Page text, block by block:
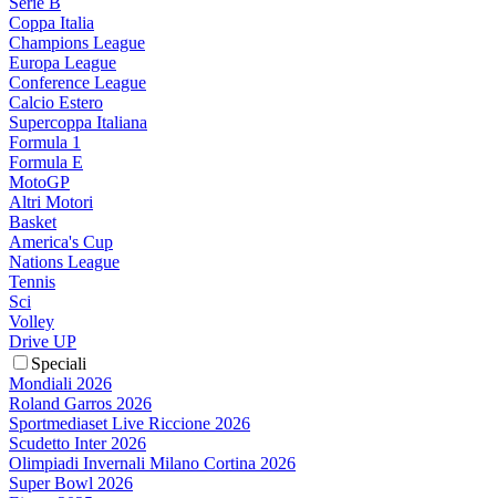
Coppa Italia
Champions League
Europa League
Conference League
Calcio Estero
Supercoppa Italiana
Formula 1
Formula E
MotoGP
Altri Motori
Basket
America's Cup
Nations League
Tennis
Sci
Volley
Drive UP
Speciali
Mondiali 2026
Roland Garros 2026
Sportmediaset Live Riccione 2026
Scudetto Inter 2026
Olimpiadi Invernali Milano Cortina 2026
Super Bowl 2026